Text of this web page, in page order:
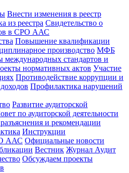
Внести изменения в реестр
из реестра Свидетельство о
в СРО ААС
Повышение квалификации
производство МФБ
международных стандартов и
нормативных актов Участие
Противодействие коррупции и
Профилактика нарушений
Развитие аудиторской
по аудиторской деятельности
и рекомендации
Инструкции
ААС Официальные новости
Вестник Журнал Аудит
Обсуждаем проекты